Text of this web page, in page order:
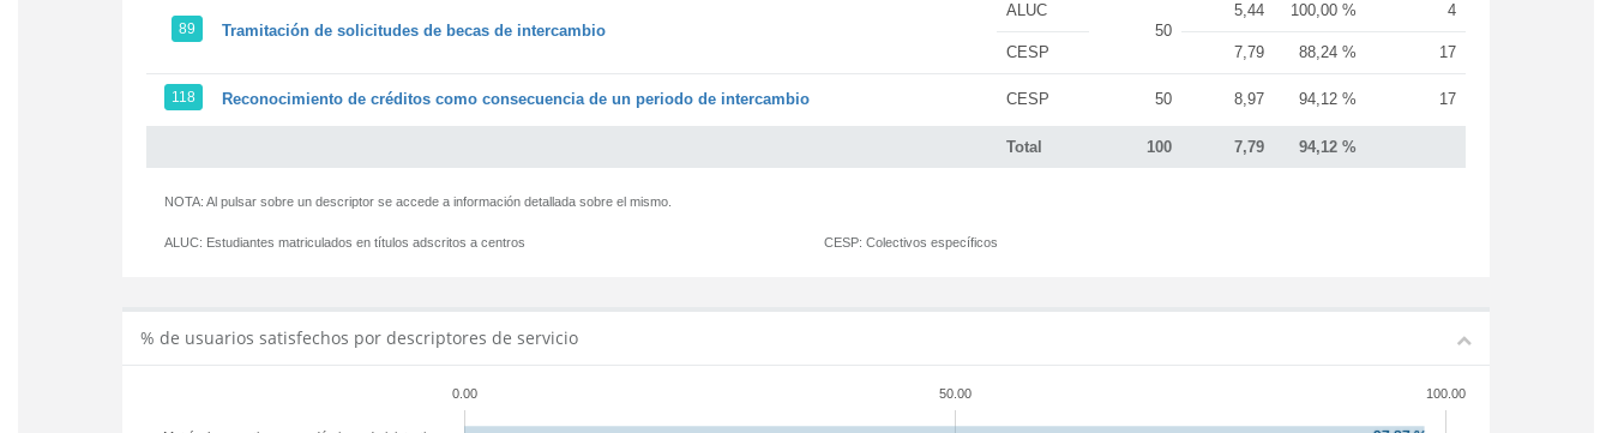
Total 100 7,79 94,12 %
89 Tramitación de solicitudes de becas de intercambio
ALUC
50
5,44 100,00 % 4
CESP 7,79 88,24 % 17
118 Reconocimiento de créditos como consecuencia de un periodo de intercambio CESP 50 8,97 94,12 % 17
NOTA: Al pulsar sobre un descriptor se accede a información detallada sobre el mismo.
ALUC: Estudiantes matriculados en títulos adscritos a centros CESP: Colectivos específicos
% de usuarios satisfechos por descriptores de servicio
0.00 50.00 100.00